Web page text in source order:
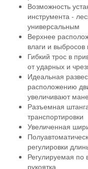
Возможность
инструмента -
универсальным
Верхнее
влаги и
Гибкий трос в
от ударных и
Идеальная
расположению
увеличивают
Разъемная
транспортировки
Увеличенная
регулировки
Регулируемая по
рукоятка